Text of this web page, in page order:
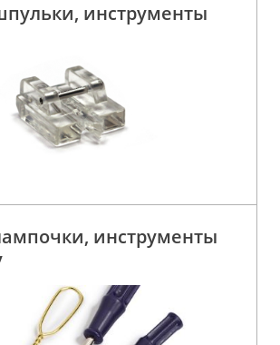
инструменты
инструменты